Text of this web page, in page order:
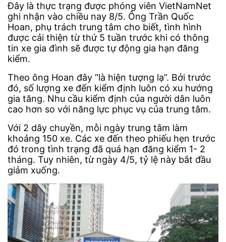
Đây là thực trạng được phóng viên VietNamNet
ghi nhận vào chiều nay 8/5. Ông Trần Quốc
Hoan, phụ trách trung tâm cho biết, tình hình
được cải thiện từ thứ 5 tuần trước khi có thông
tin xe gia đình sẽ được tự động gia hạn đăng
kiểm.
Theo ông Hoan đây “là hiện tượng lạ”. Bởi trước
đó, số lượng xe đến kiểm định luôn có xu hướng
gia tăng. Nhu cầu kiểm định của người dân luôn
cao hơn so với năng lực phục vụ của trung tâm.
Với 2 dây chuyền, mỗi ngày trung tâm làm
khoảng 150 xe. Các xe đến theo phiếu hẹn trước
đó trong tình trạng đã quá hạn đăng kiểm 1- 2
tháng. Tuy nhiên, từ ngày 4/5, tỷ lệ này bắt đầu
giảm xuống.